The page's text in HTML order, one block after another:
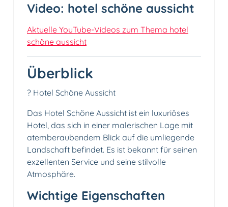
Video: hotel schöne aussicht
Aktuelle YouTube-Videos zum Thema hotel
schöne aussicht
Überblick
? Hotel Schöne Aussicht
Das Hotel Schöne Aussicht ist ein luxuriöses
Hotel, das sich in einer malerischen Lage mit
atemberaubendem Blick auf die umliegende
Landschaft befindet. Es ist bekannt für seinen
exzellenten Service und seine stilvolle
Atmosphäre.
Wichtige Eigenschaften